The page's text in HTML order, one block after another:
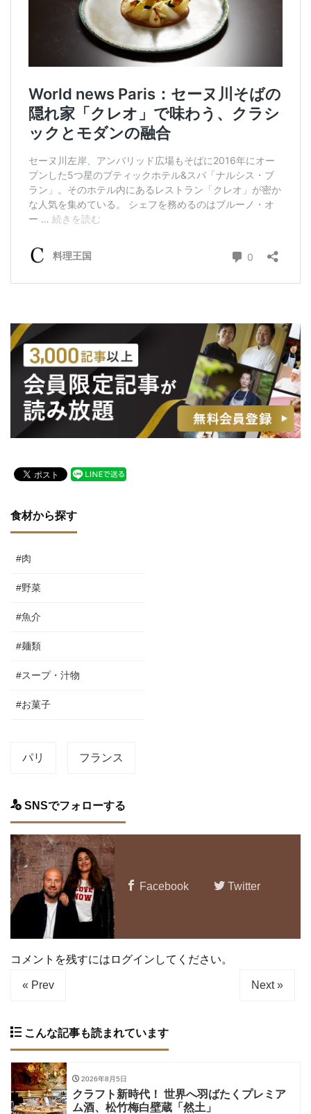
食材から探す
#肉
#野菜
#魚介
#麺類
#スープ・汁物
#お菓子
パリ フランス
SNSでフォローする
Facebook Twitter
コメントを残すにはログインしてください。
« Prev Next »
こんな記事も読まれています
2026年8月5日
クラフト新時代！ 世界へ羽ばたくプレミア
ム酒、松竹梅白壁蔵「然土」